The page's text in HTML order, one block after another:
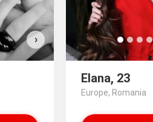
›
Elana, 23
Europe, Romania